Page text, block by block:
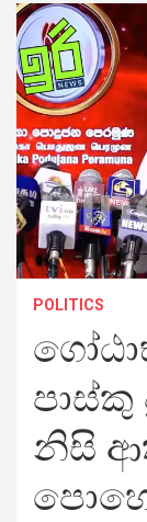
POLITICS
පාස්කු
නිසි